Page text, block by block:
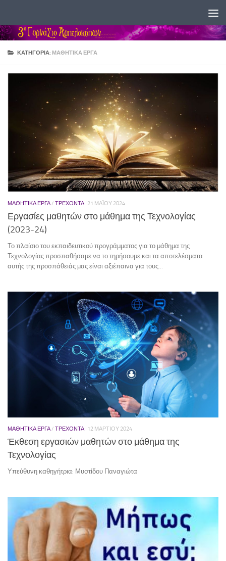
ΚΑΤΗΓΟΡΊΑ: ΜΑΘΗΤΙΚΆ ΈΡΓΑ
ΜΑΘΗΤΙΚΆ ΈΡΓΑ/ ΤΡΕΧΟΝΤΑ 21 ΜΑΪ́ΟΥ 2024
Εργασίες μαθητών στο μάθημα της Τεχνολογίας
(2023-24)
Το πλαίσιο του εκπαιδευτικού προγράμματος για το μάθημα της
Τεχνολογίας προσπαθήσαμε να το τηρήσουμε και τα αποτελέσματα
αυτής της προσπάθειάς μας είναι αξιέπαινα για τους...
ΜΑΘΗΤΙΚΆ ΈΡΓΑ / ΤΡΕΧΟΝΤΑ 12 ΜΑΡΤΊΟΥ 2024
Έκθεση εργασιών μαθητών στο μάθημα της
Τεχνολογίας
Υπεύθυνη καθηγήτρια: Μυστίδου Παναγιώτα